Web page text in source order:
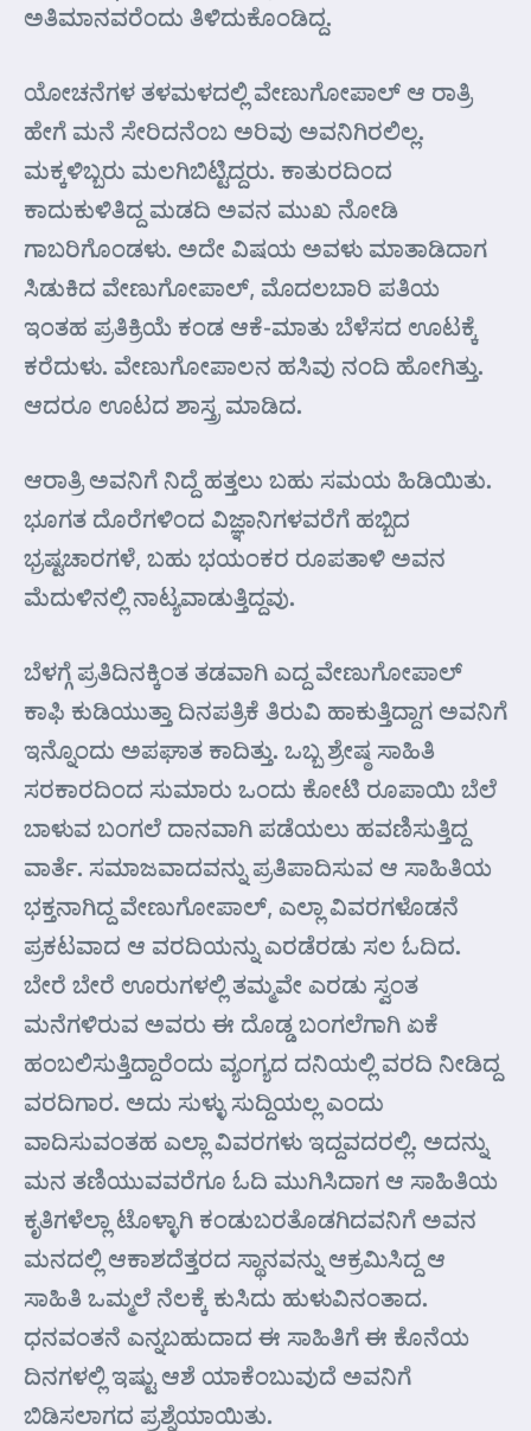
ಅತಿಮಾನವರೆಂದು ತಿಳಿದುಕೊಂಡಿದ್ದ.
ಯೋಚನೆಗಳ ತಳಮಳದಲ್ಲಿ ವೇಣುಗೋಪಾಲ್ ಆ ರಾತ್ರಿ
ಹೇಗೆ ಮನೆ ಸೇರಿದನೆಂಬ ಅರಿವು ಅವನಿಗಿರಲಿಲ್ಲ.
ಮಕ್ಕಳಿಬ್ಬರು ಮಲಗಿಬಿಟ್ಟಿದ್ದರು. ಕಾತುರದಿಂದ
ಕಾದುಕುಳಿತಿದ್ದ ಮಡದಿ ಅವನ ಮುಖ ನೋಡಿ
ಗಾಬರಿಗೊಂಡಳು. ಅದೇ ವಿಷಯ ಅವಳು ಮಾತಾಡಿದಾಗ
ಸಿಡುಕಿದ ವೇಣುಗೋಪಾಲ್, ಮೊದಲಬಾರಿ ಪತಿಯ
ಇಂತಹ ಪ್ರತಿಕ್ರಿಯೆ ಕಂಡ ಆಕೆ-ಮಾತು ಬೆಳೆಸದ ಊಟಕ್ಕೆ
ಕರೆದುಳು. ವೇಣುಗೋಪಾಲನ ಹಸಿವು ನಂದಿ ಹೋಗಿತ್ತು.
ಆದರೂ ಊಟದ ಶಾಸ್ತ್ರ ಮಾಡಿದ.
ಆರಾತ್ರಿ ಅವನಿಗೆ ನಿದ್ದೆ ಹತ್ತಲು ಬಹು ಸಮಯ ಹಿಡಿಯಿತು.
ಭೂಗತ ದೊರೆಗಳಿಂದ ವಿಜ್ಞಾನಿಗಳವರೆಗೆ ಹಬ್ಬಿದ
ಭ್ರಷ್ಟಚಾರಗಳೆ, ಬಹು ಭಯಂಕರ ರೂಪತಾಳಿ ಅವನ
ಮೆದುಳಿನಲ್ಲಿ ನಾಟ್ಯವಾಡುತ್ತಿದ್ದವು.
ಬೆಳಗ್ಗೆ ಪ್ರತಿದಿನಕ್ಕಿಂತ ತಡವಾಗಿ ಎದ್ದ ವೇಣುಗೋಪಾಲ್
ಕಾಫಿ ಕುಡಿಯುತ್ತಾ ದಿನಪತ್ರಿಕೆ ತಿರುವಿ ಹಾಕುತ್ತಿದ್ದಾಗ ಅವನಿಗೆ
ಇನ್ನೊಂದು ಅಪಘಾತ ಕಾದಿತ್ತು. ಒಬ್ಬ ಶ್ರೇಷ್ಠ ಸಾಹಿತಿ
ಸರಕಾರದಿಂದ ಸುಮಾರು ಒಂದು ಕೋಟಿ ರೂಪಾಯಿ ಬೆಲೆ
ಬಾಳುವ ಬಂಗಲೆ ದಾನವಾಗಿ ಪಡೆಯಲು ಹವಣಿಸುತ್ತಿದ್ದ
ವಾರ್ತೆ. ಸಮಾಜವಾದವನ್ನು ಪ್ರತಿಪಾದಿಸುವ ಆ ಸಾಹಿತಿಯ
ಭಕ್ತನಾಗಿದ್ದ ವೇಣುಗೋಪಾಲ್, ಎಲ್ಲಾ ವಿವರಗಳೊಡನೆ
ಪ್ರಕಟವಾದ ಆ ವರದಿಯನ್ನು ಎರಡೆರಡು ಸಲ ಓದಿದ.
ಬೇರೆ ಬೇರೆ ಊರುಗಳಲ್ಲಿ ತಮ್ಮವೇ ಎರಡು ಸ್ವಂತ
ಮನೆಗಳಿರುವ ಅವರು ಈ ದೊಡ್ಡ ಬಂಗಲೆಗಾಗಿ ಏಕೆ
ಹಂಬಲಿಸುತ್ತಿದ್ದಾರೆಂದು ವ್ಯಂಗ್ಯದ ದನಿಯಲ್ಲಿ ವರದಿ ನೀಡಿದ್ದ
ವರದಿಗಾರ. ಅದು ಸುಳ್ಳು ಸುದ್ದಿಯಲ್ಲ ಎಂದು
ವಾದಿಸುವಂತಹ ಎಲ್ಲಾ ವಿವರಗಳು ಇದ್ದವದರಲ್ಲಿ. ಅದನ್ನು
ಮನ ತಣಿಯುವವರೆಗೂ ಓದಿ ಮುಗಿಸಿದಾಗ ಆ ಸಾಹಿತಿಯ
ಕೃತಿಗಳೆಲ್ಲಾ ಟೊಳ್ಳಾಗಿ ಕಂಡುಬರತೊಡಗಿದವನಿಗೆ ಅವನ
ಮನದಲ್ಲಿ ಆಕಾಶದೆತ್ತರದ ಸ್ಥಾನವನ್ನು ಆಕ್ರಮಿಸಿದ್ದ ಆ
ಸಾಹಿತಿ ಒಮ್ಮಲೆ ನೆಲಕ್ಕೆ ಕುಸಿದು ಹುಳುವಿನಂತಾದ.
ಧನವಂತನೆ ಎನ್ನಬಹುದಾದ ಈ ಸಾಹಿತಿಗೆ ಈ ಕೊನೆಯ
ದಿನಗಳಲ್ಲಿ ಇಷ್ಟು ಆಶೆ ಯಾಕೆಂಬುವುದೆ ಅವನಿಗೆ
ಬಿಡಿಸಲಾಗದ ಪ್ರಶ್ನೆಯಾಯಿತು.